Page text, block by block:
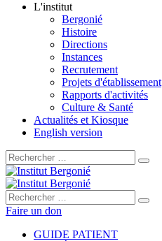
L'institut
Bergonié
Histoire
Directions
Instances
Recrutement
Projets d'établissement
Rapports d'activités
Culture & Santé
Actualités et Kiosque
English version
Rechercher :
Rechercher :
Faire un don
GUIDE PATIENT